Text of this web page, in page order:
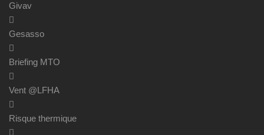
Givav
Gesasso
Briefing MTO
Vent @LFHA
Risque thermique